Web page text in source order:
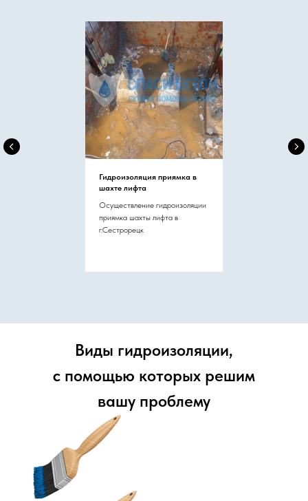
Гидроизоляция приямка в
шахте лифта
Осуществление гидроизоляции
приямка шахты лифта в
г.Сестрорецк
Обмазочная
Виды гидроизоляции,
с помощью которых решим
вашу проблему